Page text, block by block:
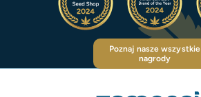
Poznaj nasze wszystkie
nagrody